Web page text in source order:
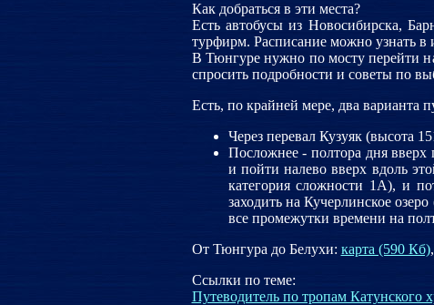
Как добраться в эти места?
Есть автобусы из Новосибирска,
турфирм. Расписание можно узнать в
В Тюнгуре нужно по мосту перейти
спросить подробности и советы по
Есть, по крайней мере, два варианта
Через перевал Кузуяк (высота
Посложнее - полтора дня
и пойти налево вверх вдоль
категория сложности 1А), и
заходить на Кучерлинское
все промежутки времени на
От Тюнгура до Белухи: карта (590 Кб),
Ссылки по теме:
Путеводитель по тропам Катунского